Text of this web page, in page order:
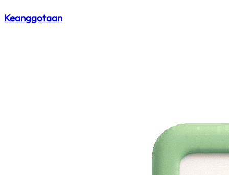
Keanggotaan